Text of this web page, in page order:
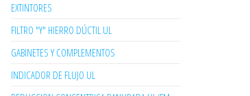
EXTINTORES
FILTRO "Y" HIERRO DÚCTIL UL
GABINETES Y COMPLEMENTOS
INDICADOR DE FLUJO UL